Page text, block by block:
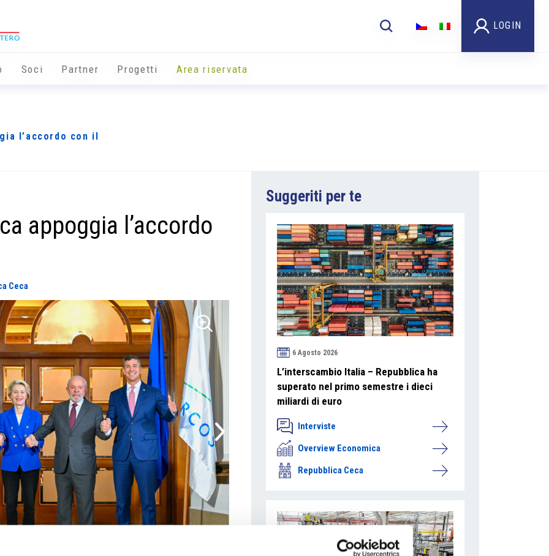
LOGIN
Soci Partner Progetti Area riservata
l’accordo con il
appoggia l’accordo
Ceca
Suggeriti per te
6 Agosto 2026
L’interscambio Italia – Repubblica ha
superato nel primo semestre i dieci
miliardi di euro
Interviste
Overview Economica
Repubblica Ceca